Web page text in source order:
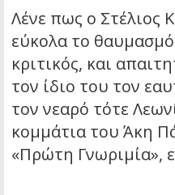
Λένε πως ο Στέλιος
εύκολα το
κριτικός, και
τον ίδιο του τον
τον νεαρό τότε
κομμάτια του Άκη
«Πρώτη Γνωριμία»,